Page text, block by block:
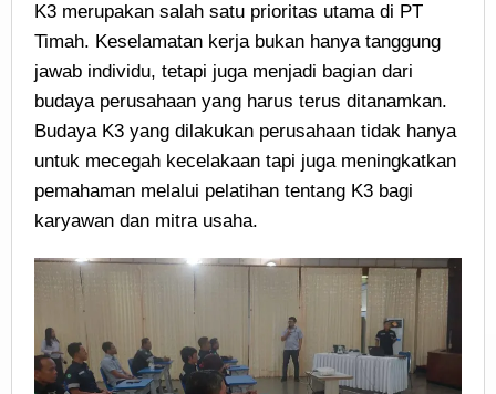
K3 merupakan salah satu prioritas utama di PT
Timah. Keselamatan kerja bukan hanya tanggung
jawab individu, tetapi juga menjadi bagian dari
budaya perusahaan yang harus terus ditanamkan.
Budaya K3 yang dilakukan perusahaan tidak hanya
untuk mecegah kecelakaan tapi juga meningkatkan
pemahaman melalui pelatihan tentang K3 bagi
karyawan dan mitra usaha.